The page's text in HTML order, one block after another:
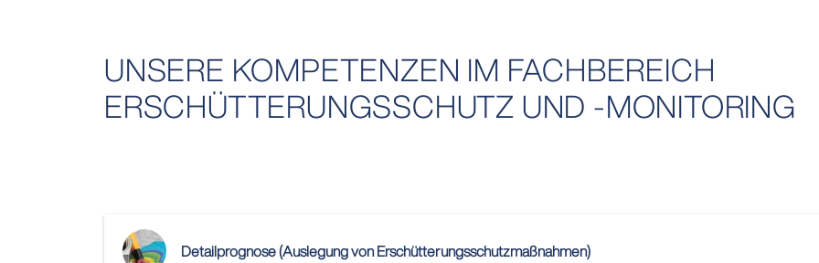
UNSERE KOMPETENZEN IM FACHBEREICH
ERSCHÜTTERUNGSSCHUTZ UND -MONITORING
Detailprognose (Auslegung von Erschütterungsschutzmaßnahmen)